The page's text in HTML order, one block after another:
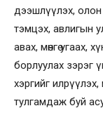
дээшлүүлэх,
тэмцэх, авлигын
авах, мөнгө угаах,
борлуулах зэрэг
хэргийг
тулгамдаж буй